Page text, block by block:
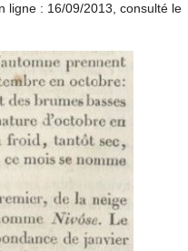
ligne : 16/09/2013, consulté le